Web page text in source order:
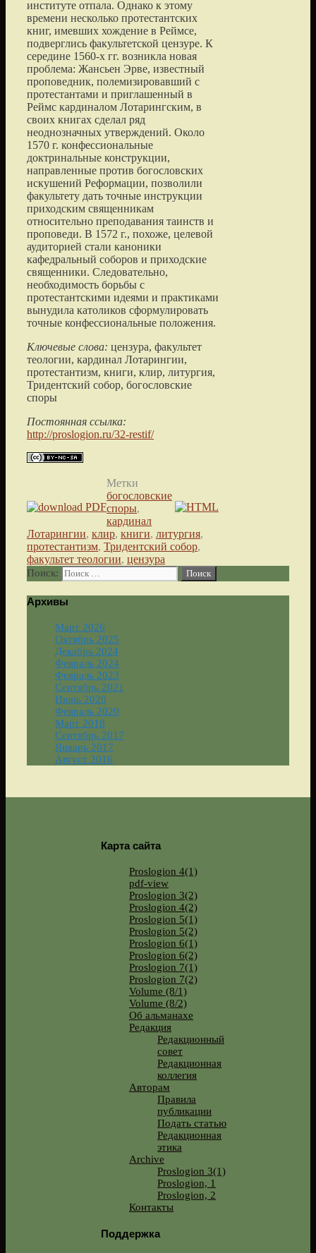
институте отпала. Однако к этому
времени несколько протестантских
книг, имевших хождение в Реймсе,
подверглись факультетской цензуре. К
середине 1560-х гг. возникла новая
проблема: Жансьен Эрве, известный
проповедник, полемизировавший с
протестантами и приглашенный в
Реймс кардиналом Лотарингским, в
своих книгах сделал ряд
неоднозначных утверждений. Около
1570 г. конфессиональные
доктринальные конструкции,
направленные против богословских
искушений Реформации, позволили
факультету дать точные инструкции
приходским священникам
относительно преподавания таинств и
проповеди. В 1572 г., похоже, целевой
аудиторией стали каноники
кафедральный соборов и приходские
священники. Следовательно,
необходимость борьбы с
протестантскими идеями и практиками
вынудила католиков сформулировать
точные конфессиональные положения.
Ключевые слова: цензура, факультет
теологии, кардинал Лотарингии,
протестантизм, книги, клир, литургия,
Тридентский собор, богословские
споры
Постоянная ссылка:
http://proslogion.ru/32-restif/
Метки
богословские
споры,
кардинал
Лотарингии, клир, книги, литургия,
протестантизм, Тридентский собор,
факультет теологии, цензура
Поиск:
Архивы
Март 2026
Октябрь 2025
Декабрь 2024
Февраль 2024
Февраль 2023
Сентябрь 2021
Июнь 2020
Февраль 2020
Март 2018
Сентябрь 2017
Январь 2017
Август 2016
Карта сайта
Proslogion 4(1)
pdf-view
Proslogion 3(2)
Proslogion 4(2)
Proslogion 5(1)
Proslogion 5(2)
Proslogion 6(1)
Proslogion 6(2)
Proslogion 7(1)
Proslogion 7(2)
Volume (8/1)
Volume (8/2)
Об альманахе
Редакция
Редакционный
совет
Редакционная
коллегия
Авторам
Правила
публикации
Подать статью
Редакционная
этика
Archive
Proslogion 3(1)
Proslogion, 1
Proslogion, 2
Контакты
Поддержка